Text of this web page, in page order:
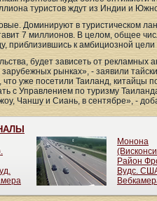
туристов ждут из Индии и
Доминируют в туристическом
7 миллионов. В целом, общее
приблизившись к амбициозной
будет зависеть от рекламных
рынках», - заявили
уже посетили Таиланд, китайцы
с Управлением по туризму
Чаншу и Сиань, в сентябре», -